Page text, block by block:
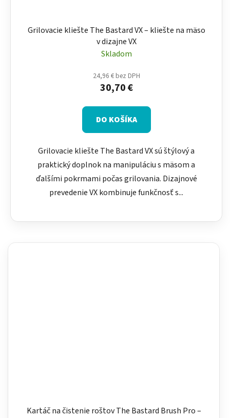
Grilovacie kliešte The Bastard VX – kliešte na mäso
v dizajne VX
Skladom
24,96 € bez DPH
30,70 €
DO KOŠÍKA
Grilovacie kliešte The Bastard VX sú štýlový a
praktický doplnok na manipuláciu s mäsom a
ďalšími pokrmami počas grilovania. Dizajnové
prevedenie VX kombinuje funkčnosť s...
Kartáč na čistenie roštov The Bastard Brush Pro –